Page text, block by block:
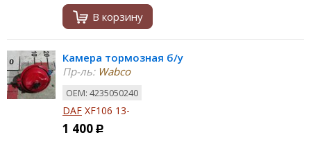
В корзину
Камера тормозная б/у
Пр-ль:Wabco
ОЕМ: 4235050240
DAF XF106 13-
1 400 Р